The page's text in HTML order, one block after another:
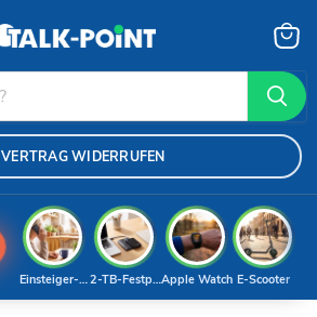
VERTRAG WIDERRUFEN
E-Scooter
Apple Watch
2-TB-Festplatte
Einsteiger-Handy